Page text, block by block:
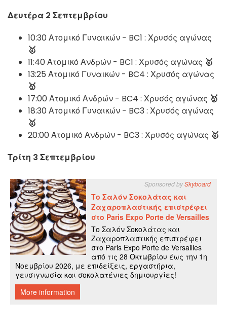
Δευτέρα 2 Σεπτεμβρίου
10:30 Ατομικό Γυναικών - BC1 : Χρυσός αγώνας
🥇
11:40 Ατομικό Ανδρών - BC1 : Χρυσός αγώνας 🥇
13:25 Ατομικό Γυναικών - BC4 : Χρυσός αγώνας
🥇
17:00 Ατομικό Ανδρών - BC4 : Χρυσός αγώνας 🥇
18:30 Ατομικό Γυναικών - BC3 : Χρυσός αγώνας
🥇
20:00 Ατομικό Ανδρών - BC3 : Χρυσός αγώνας 🥇
Τρίτη 3 Σεπτεμβρίου